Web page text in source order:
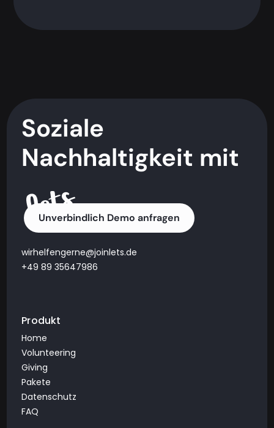
Soziale
Nachhaltigkeit mit
Unverbindlich Demo anfragen
wirhelfengerne@joinlets.de
+49 89 35647986
Produkt
Home
Volunteering
Giving
Pakete
Datenschutz
FAQ